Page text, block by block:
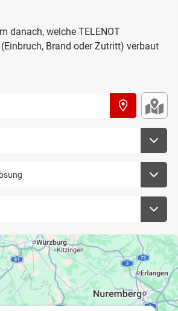
danach, welche TELENOT
Brand oder Zutritt) verbaut
Fachbetrieb
finden